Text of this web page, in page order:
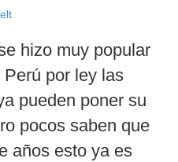
hizo muy popular
por ley las
pueden poner su
pocos saben que
años esto ya es